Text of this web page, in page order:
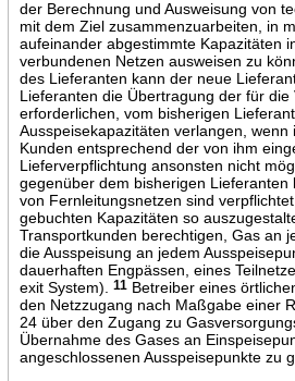
der Berechnung und Ausweisung von
mit dem Ziel zusammenzuarbeiten, in
aufeinander abgestimmte Kapazitäten
verbundenen Netzen ausweisen zu
des Lieferanten kann der neue
Lieferanten die Übertragung der für die
erforderlichen, vom bisherigen
Ausspeisekapazitäten verlangen, wenn
Kunden entsprechend der von ihm
Lieferverpflichtung ansonsten nicht
gegenüber dem bisherigen Lieferanten
von Fernleitungsnetzen sind
gebuchten Kapazitäten so
Transportkunden berechtigen, Gas an
die Ausspeisung an jedem
dauerhaften Engpässen, eines
exit System).
11Betreiber eines
den Netzzugang nach Maßgabe einer
24 über den Zugang zu
Übernahme des Gases an
angeschlossenen Ausspeisepunkte zu